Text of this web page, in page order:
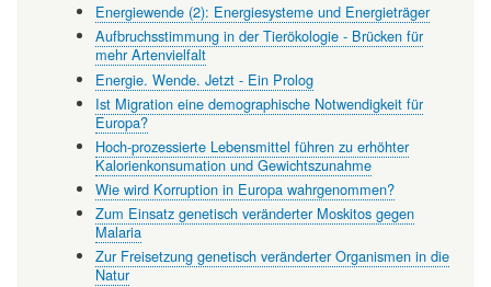
Energiewende (2): Energiesysteme und Energieträger
Aufbruchsstimmung in der Tierökologie - Brücken für
mehr Artenvielfalt
Energie. Wende. Jetzt - Ein Prolog
Ist Migration eine demographische Notwendigkeit für
Europa?
Hoch-prozessierte Lebensmittel führen zu erhöhter
Kalorienkonsumation und Gewichtszunahme
Wie wird Korruption in Europa wahrgenommen?
Zum Einsatz genetisch veränderter Moskitos gegen
Malaria
Zur Freisetzung genetisch veränderter Organismen in die
Natur